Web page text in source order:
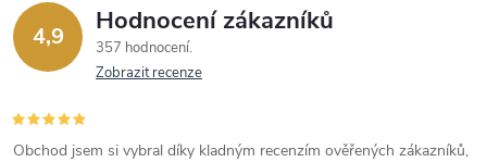
4,9 Hodnocení zákazníků
357 hodnocení
Zobrazit recenze
Obchod jsem si vybral díky kladným recenzím ověřených zákazníků,